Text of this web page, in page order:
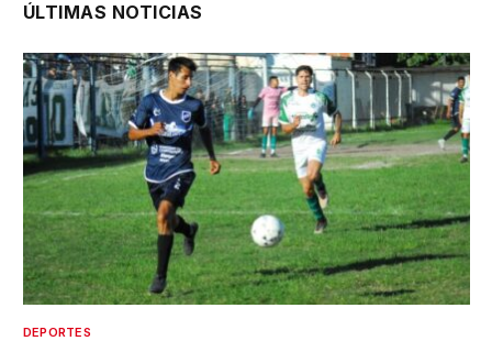
ÚLTIMAS NOTICIAS
DEPORTES